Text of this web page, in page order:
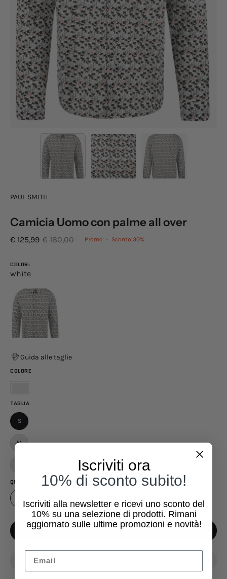
PAUL SMITH
Camicia Uomo con palme all over
€ 125,99 € 180,00 Promo • Sconto 30%
COLOR:
white
Guida alle taglie
TAGLIA
S
M
COLORE
QUANTITÀ
AGGIUNGI AL CARRELLO
Iscriviti ora
10% di sconto subito!
Iscriviti alla newsletter e ricevi uno sconto del
10% su una selezione di prodotti. Rimani
aggiornato sulle ultime promozioni e novità!
Email